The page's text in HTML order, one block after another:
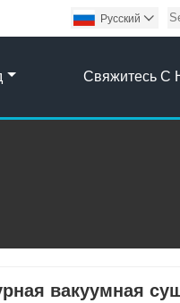
Pусский 
Свяжитесь С
вакуумная